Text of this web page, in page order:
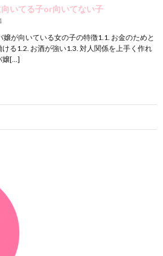
いてる子or向いてない子
嬢が向いている女の子の特徴1.1. お金のためと
る1.2. お酒が強い1.3. 対人関係を上手く作れ
嬢[…]